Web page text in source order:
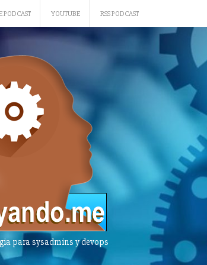
PODCAST YOUTUBE RSS PODCAST
para sysadmins y devops